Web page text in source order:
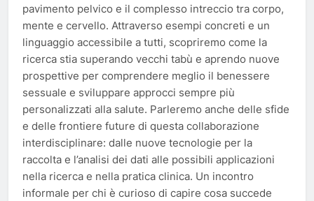
pavimento pelvico e il complesso intreccio tra corpo,
mente e cervello. Attraverso esempi concreti e un
linguaggio accessibile a tutti, scopriremo come la
ricerca stia superando vecchi tabù e aprendo nuove
prospettive per comprendere meglio il benessere
sessuale e sviluppare approcci sempre più
personalizzati alla salute. Parleremo anche delle sfide
e delle frontiere future di questa collaborazione
interdisciplinare: dalle nuove tecnologie per la
raccolta e l’analisi dei dati alle possibili applicazioni
nella ricerca e nella pratica clinica. Un incontro
informale per chi è curioso di capire cosa succede